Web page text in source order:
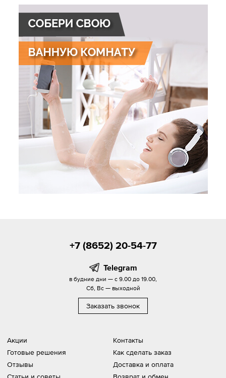
Акции
Готовые решения
Отзывы
Контакты
Как сделать заказ
Доставка и оплата
+7 (8652) 20-54-77
Telegram
в будние дни — с 9.00 до 19.00,
Сб, Вс — выходной
Заказать звонок